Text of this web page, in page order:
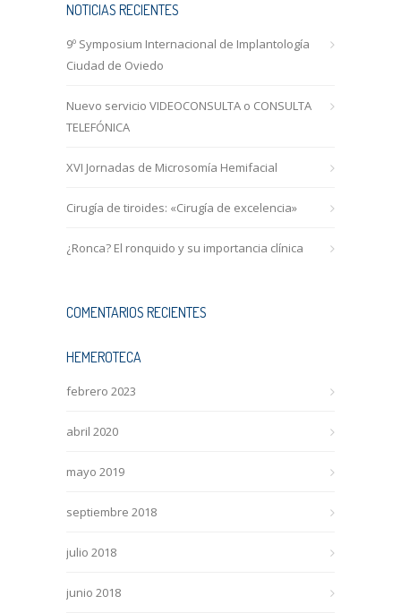
NOTICIAS RECIENTES
9º Symposium Internacional de Implantología
Ciudad de Oviedo
Nuevo servicio VIDEOCONSULTA o CONSULTA
TELEFÓNICA
XVI Jornadas de Microsomía Hemifacial
Cirugía de tiroides: «Cirugía de excelencia»
¿Ronca? El ronquido y su importancia clínica
COMENTARIOS RECIENTES
HEMEROTECA
febrero 2023
abril 2020
mayo 2019
septiembre 2018
julio 2018
junio 2018